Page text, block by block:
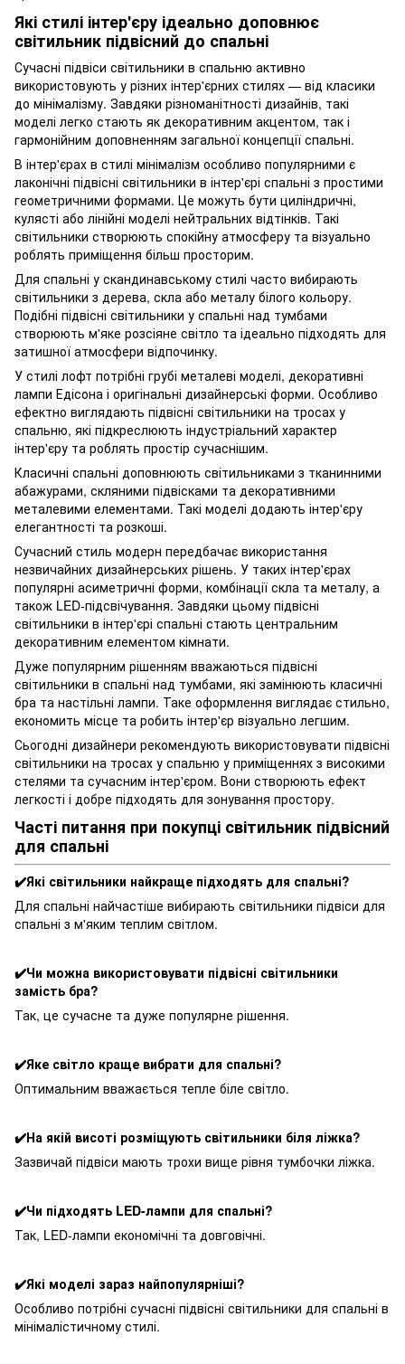
Які стилі інтер'єру ідеально доповнює
світильник підвісний до спальні
Сучасні підвіси світильники в спальню активно
використовують у різних інтер'єрних стилях — від класики
до мінімалізму. Завдяки різноманітності дизайнів, такі
моделі легко стають як декоративним акцентом, так і
гармонійним доповненням загальної концепції спальні.
В інтер'єрах в стилі мінімалізм особливо популярними є
лаконічні підвісні світильники в інтер'єрі спальні з простими
геометричними формами. Це можуть бути циліндричні,
кулясті або лінійні моделі нейтральних відтінків. Такі
світильники створюють спокійну атмосферу та візуально
роблять приміщення більш просторим.
Для спальні у скандинавському стилі часто вибирають
світильники з дерева, скла або металу білого кольору.
Подібні підвісні світильники у спальні над тумбами
створюють м'яке розсіяне світло та ідеально підходять для
затишної атмосфери відпочинку.
У стилі лофт потрібні грубі металеві моделі, декоративні
лампи Едісона і оригінальні дизайнерські форми. Особливо
ефектно виглядають підвісні світильники на тросах у
спальню, які підкреслюють індустріальний характер
інтер'єру та роблять простір сучаснішим.
Класичні спальні доповнюють світильниками з тканинними
абажурами, скляними підвісками та декоративними
металевими елементами. Такі моделі додають інтер'єру
елегантності та розкоші.
Сучасний стиль модерн передбачає використання
незвичайних дизайнерських рішень. У таких інтер'єрах
популярні асиметричні форми, комбінації скла та металу, а
також LED-підсвічування. Завдяки цьому підвісні
світильники в інтер'єрі спальні стають центральним
декоративним елементом кімнати.
Дуже популярним рішенням вважаються підвісні
світильники в спальні над тумбами, які замінюють класичні
бра та настільні лампи. Таке оформлення виглядає стильно,
економить місце та робить інтер'єр візуально легшим.
Сьогодні дизайнери рекомендують використовувати підвісні
світильники на тросах у спальню у приміщеннях з високими
стелями та сучасним інтер'єром. Вони створюють ефект
легкості і добре підходять для зонування простору.
Часті питання при покупці світильник підвісний
для спальні
✔️Які світильники найкраще підходять для спальні?
Для спальні найчастіше вибирають світильники підвіси для
спальні з м'яким теплим світлом.
✔️Чи можна використовувати підвісні світильники
замість бра?
Так, це сучасне та дуже популярне рішення.
✔️Яке світло краще вибрати для спальні?
Оптимальним вважається тепле біле світло.
✔️На якій висоті розміщують світильники біля ліжка?
Зазвичай підвіси мають трохи вище рівня тумбочки ліжка.
✔️Чи підходять LED-лампи для спальні?
Так, LED-лампи економічні та довговічні.
✔️Які моделі зараз найпопулярніші?
Особливо потрібні сучасні підвісні світильники для спальні в
мінімалістичному стилі.